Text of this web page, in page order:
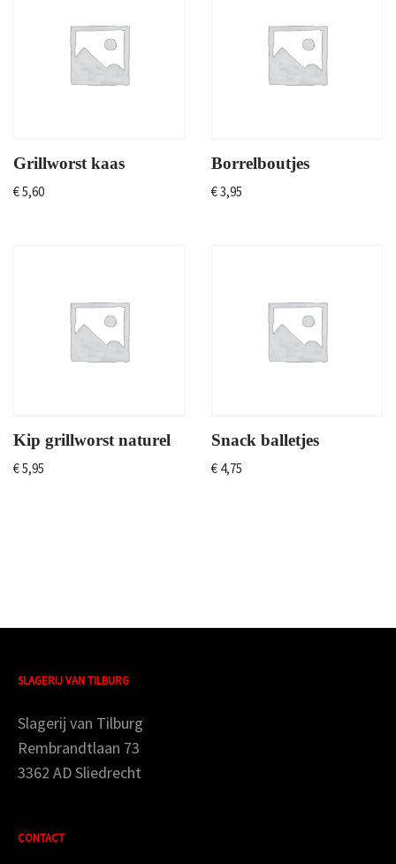
Grillworst kaas
€5,60
Borrelboutjes
€3,95
Kip grillworst naturel
€5,95
Snack balletjes
€ 4,75
SLAGERIJ VAN TILBURG
Slagerij van Tilburg
Rembrandtlaan 73
3362 AD Sliedrecht
CONTACT